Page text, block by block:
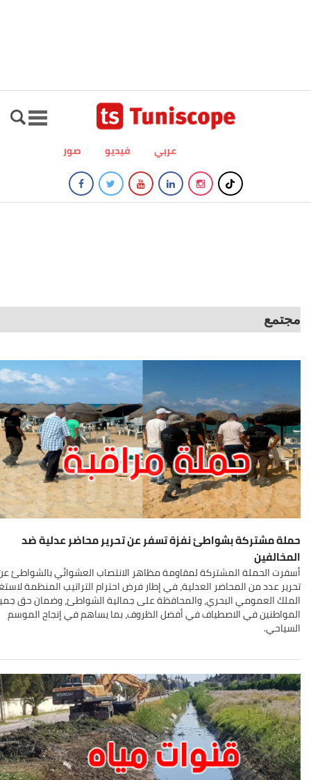
صور فيديو عربي
مجتمع
حملة مشتركة بشواطئ نفزة تسفر عن تحرير محاضر عدلية ضد
المخالفين
أسفرت الحملة المشتركة لمقاومة مظاهر الانتصاب العشوائي بالشواطئ
تحرير عدد من المحاضر العدلية، في إطار فرض احترام التراتيب المنظمة
الملك العمومي البحري، والمحافظة على جمالية الشواطئ، وضمان حق
المواطنين في الاصطياف في أفضل الظروف، بما يساهم في إنجاح الموسم
السياحي.